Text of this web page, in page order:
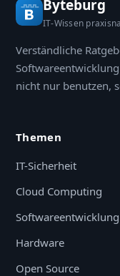
Byteburg
IT-Wissen
Verständliche
nicht nur benutzen,
Themen
IT-Sicherheit
Cloud Computing
Softwareentwicklung
Hardware
Open Source